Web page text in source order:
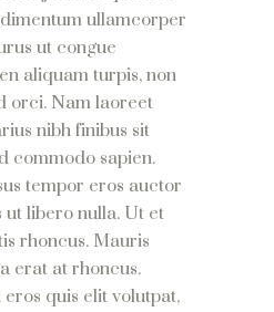
ullamcorper
ut congue
aliquam turpis, non
orci. Nam laoreet
nibh finibus sit
commodo sapien.
tempor eros auctor
libero nulla. Ut et
rhoncus. Mauris
erat at rhoncus.
quis elit volutpat,